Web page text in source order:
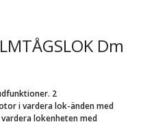
Dm
2
i vardera lok-änden med
lokenheten med